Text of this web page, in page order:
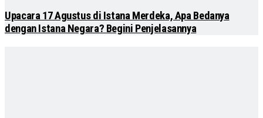
Upacara 17 Agustus di Istana Merdeka, Apa Bedanya
dengan Istana Negara? Begini Penjelasannya